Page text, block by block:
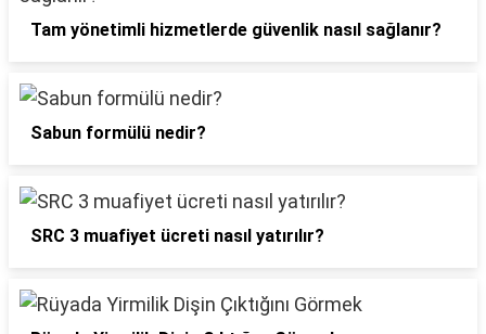
Tam yönetimli hizmetlerde güvenlik nasıl sağlanır?
Sabun formülü nedir?
SRC 3 muafiyet ücreti nasıl yatırılır?